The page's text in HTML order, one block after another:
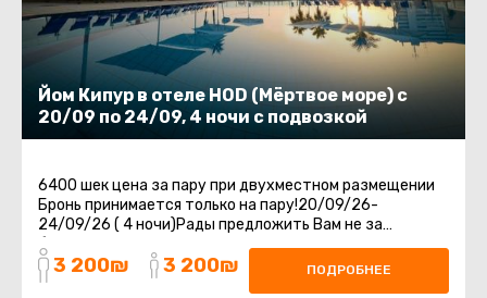
Йом Кипур в отеле HOD (Мёртвое море) с
20/09 по 24/09, 4 ночи с подвозкой
6400 шек цена за пару при двухместном размещении
Бронь принимается только на пару!20/09/26-
24/09/26 ( 4 ночи)Рады предложить Вам не за
бываемый отдых в отеле HOD на Мертвом Море.Отдых
... 3 200₪ 3 200₪ ПОДРОБНЕЕ